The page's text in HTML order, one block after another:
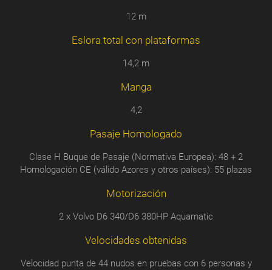
12 m
Eslora total con plataformas
14,2 m
Manga
4,2
Pasaje Homologado
Clase H Buque de Pasaje (Normativa Europea): 48 + 2
Homologación CE (válido Azores y otros países): 55 plazas
Motorización
2 x Volvo D6 340/D6 380HP Aquamatic
Velocidades obtenidas
Velocidad punta de 44 nudos en pruebas con 6 personas y